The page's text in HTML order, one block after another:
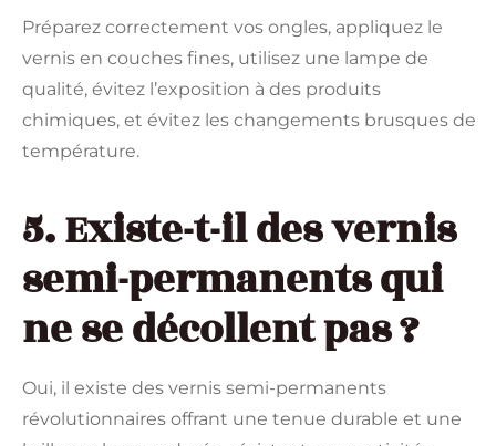
Préparez correctement vos ongles, appliquez le
vernis en couches fines, utilisez une lampe de
qualité, évitez l’exposition à des produits
chimiques, et évitez les changements brusques de
température.
5. Existe-t-il des vernis
semi-permanents qui
ne se décollent pas ?
Oui, il existe des vernis semi-permanents
révolutionnaires offrant une tenue durable et une